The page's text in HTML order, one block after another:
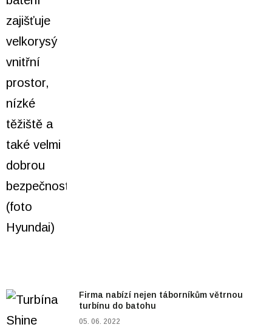
Firma nabízí nejen táborníkům větrnou
turbínu do batohu
05. 06. 2022